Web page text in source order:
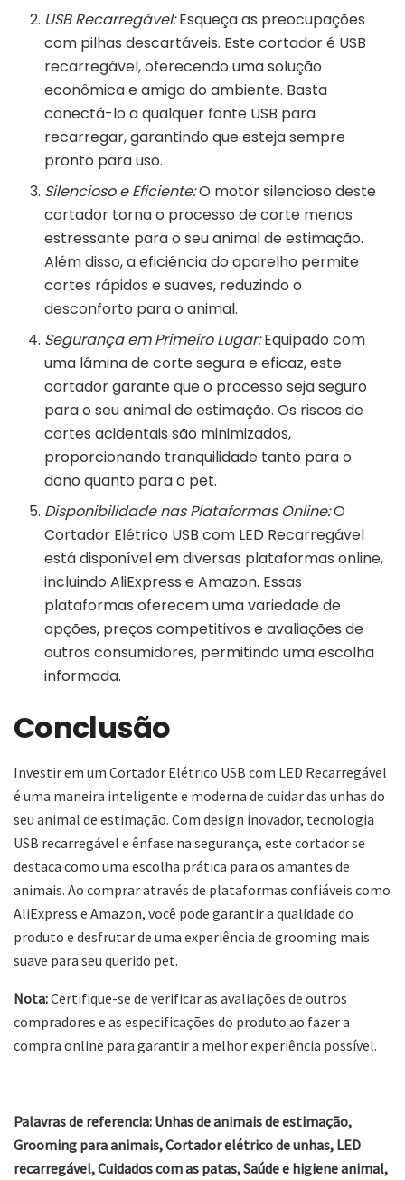
USB Recarregável:Esqueça as preocupações
com pilhas descartáveis. Este cortador é USB
recarregável, oferecendo uma solução
econômica e amiga do ambiente. Basta
conectá-lo a qualquer fonte USB para
recarregar, garantindo que esteja sempre
pronto para uso.
Silencioso e Eficiente:O motor silencioso deste
cortador torna o processo de corte menos
estressante para o seu animal de estimação.
Além disso, a eficiência do aparelho permite
cortes rápidos e suaves, reduzindo o
desconforto para o animal.
Segurança em Primeiro Lugar:Equipado com
uma lâmina de corte segura e eficaz, este
cortador garante que o processo seja seguro
para o seu animal de estimação. Os riscos de
cortes acidentais são minimizados,
proporcionando tranquilidade tanto para o
dono quanto para o pet.
Disponibilidade nas Plataformas Online:O
Cortador Elétrico USB com LED Recarregável
está disponível em diversas plataformas online,
incluindo AliExpress e Amazon. Essas
plataformas oferecem uma variedade de
opções, preços competitivos e avaliações de
outros consumidores, permitindo uma escolha
informada.
Conclusão
Investir em um Cortador Elétrico USB com LED Recarregável
é uma maneira inteligente e moderna de cuidar das unhas do
seu animal de estimação. Com design inovador, tecnologia
USB recarregável e ênfase na segurança, este cortador se
destaca como uma escolha prática para os amantes de
animais. Ao comprar através de plataformas confiáveis como
AliExpress e Amazon, você pode garantir a qualidade do
produto e desfrutar de uma experiência de grooming mais
suave para seu querido pet.
Nota:Certifique-se de verificar as avaliações de outros
compradores e as especificações do produto ao fazer a
compra online para garantir a melhor experiência possível.
Palavras de referencia: Unhas de animais de estimação,
Grooming para animais, Cortador elétrico de unhas, LED
recarregável, Cuidados com as patas, Saúde e higiene animal,